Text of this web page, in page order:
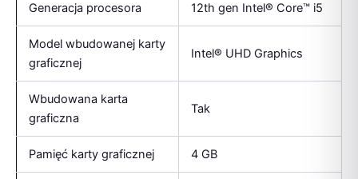
Generacja procesora 12th gen Intel® Core™ i5
Model wbudowanej karty
graficznej
Intel® UHD Graphics
Wbudowana karta
graficzna
Tak
Pamięć karty graficznej 4 GB